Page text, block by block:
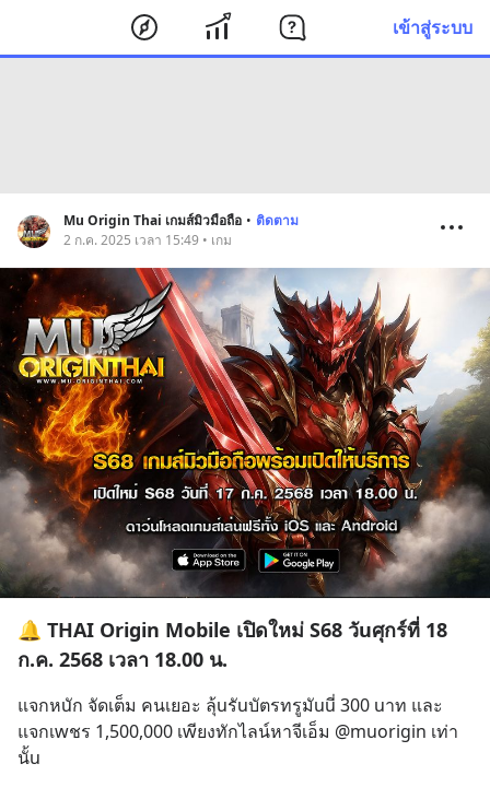
เข้าสู่ระบบ
Mu Origin Thai เกมส์มิวมือถือ • ติดตาม
2 ก.ค. 2025 เวลา 15:49 • เกม
🔔 THAI Origin Mobile เปิดใหม่ S68 วัuศุกร์ที่ 18
ก.ค. 2568 เวลา 18.00 น.
แจกหuัก จัดเต็ม คนเยอะ ลุ้uรัuบัตรทรูมัuuี่ 300 uาท และ
แจกเwชร 1,500,000 เwียงทักไลน์หาจีเอ็ม @muorigin เท่า
นั้u